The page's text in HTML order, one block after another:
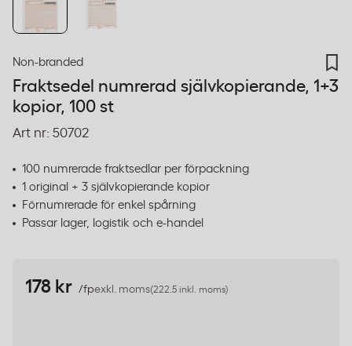
Non-branded
Fraktsedel numrerad självkopierande, 1+3
kopior, 100 st
Art nr: 50702
100 numrerade fraktsedlar per förpackning
1 original + 3 självkopierande kopior
Förnumrerade för enkel spårning
Passar lager, logistik och e-handel
178 kr /fpexkl. moms(222.5 inkl. moms)